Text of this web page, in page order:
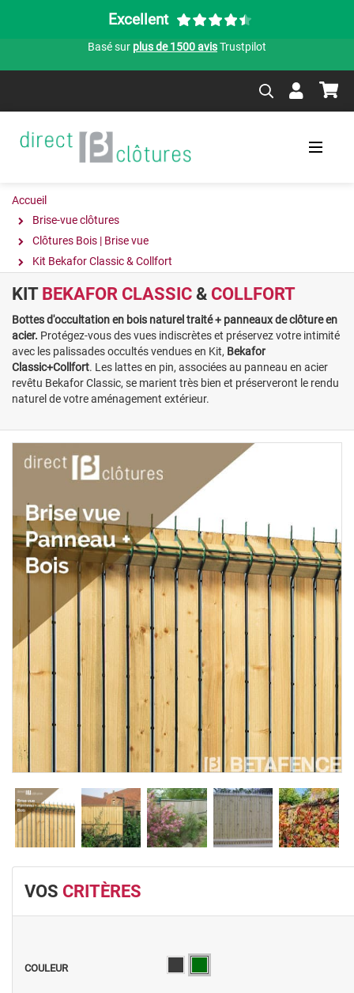
Excellent
Basé sur plus de 1500 avisTrustpilot
Accueil
Brise-vue clôtures
Clôtures Bois | Brise vue
Kit Bekafor Classic & Collfort
KIT BEKAFOR CLASSIC & COLLFORT
Bottes d'occultation en bois naturel traité + panneaux de clôture en
acier. Protégez-vous des vues indiscrètes et préservez votre intimité
avec les palissades occultés vendues en Kit, Bekafor
Classic+Collfort. Les lattes en pin, associées au panneau en acier
revêtu Bekafor Classic, se marient très bien et préserveront le rendu
naturel de votre aménagement extérieur.
VOS CRITÈRES
COULEUR